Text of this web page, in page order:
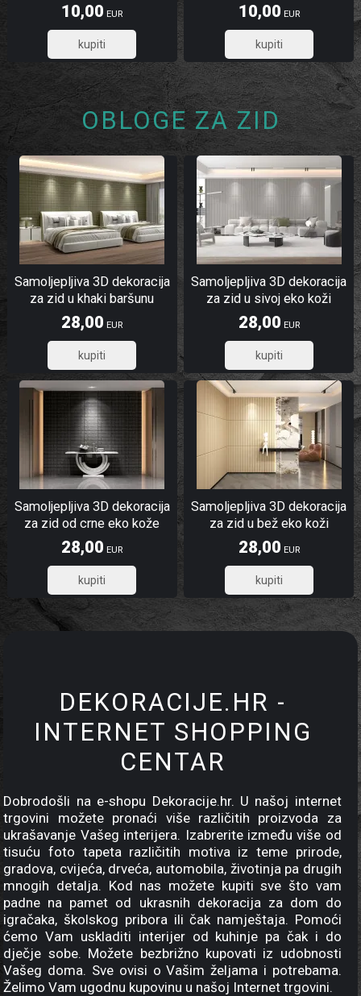
10,00 EUR
8,00
10,00 EUR
8,00
OBLOGE ZA ZID
Samoljepljiva 3D dekoracija
za zid u khaki baršunu
28,00 EUR
22,40
Samoljepljiva 3D dekoracija
za zid u sivoj eko koži
28,00 EUR
22,40
Samoljepljiva 3D dekoracija
za zid od crne eko kože
kvadrati
28,00 EUR
22,40
Samoljepljiva 3D dekoracija
za zid u bež eko koži
28,00 EUR
22,40
DEKORACIJE.HR -
INTERNET SHOPPING
CENTAR
Dobrodošli na e-shopu Dekoracije.hr. U našoj internet
trgovini možete pronaći više različitih proizvoda za
ukrašavanje Vašeg interijera. Izabrerite između više od
tisuću foto tapeta različitih motiva iz teme prirode,
gradova, cvijeća, drveća, automobila, životinja pa drugih
mnogih detalja. Kod nas možete kupiti sve što vam
padne na pamet od ukrasnih dekoracija za dom do
igračaka, školskog pribora ili čak namještaja. Pomoći
ćemo Vam uskladiti interijer od kuhinje pa čak i do
dječje sobe. Možete bezbrižno kupovati iz udobnosti
Vašeg doma. Sve ovisi o Vašim željama i potrebama.
Želimo Vam ugodnu kupovinu u našoj Internet trgovini.